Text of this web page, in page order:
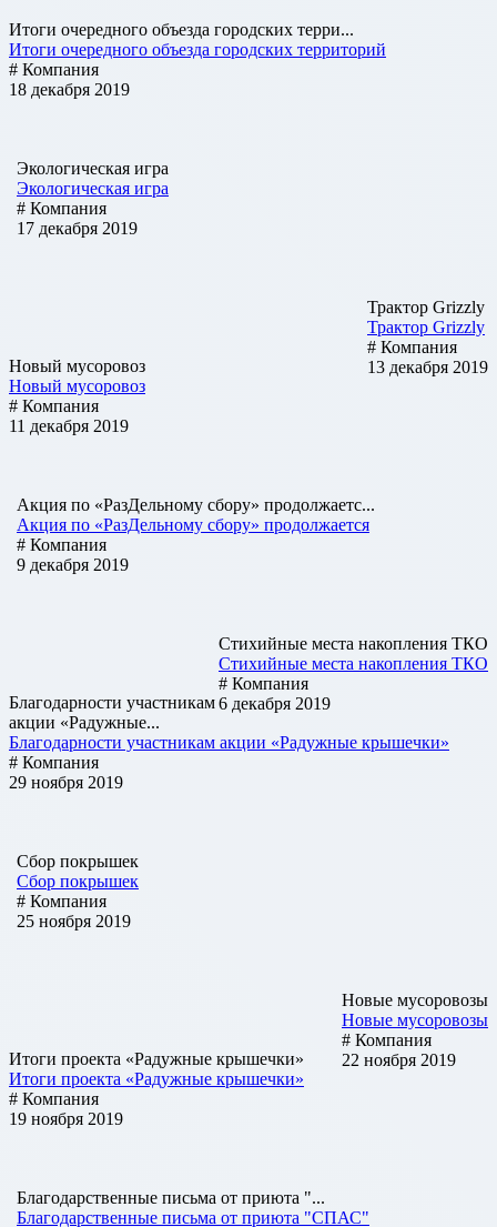
Итоги очередного объезда городских терри...
Итоги очередного объезда городских территорий
# Компания
18 декабря 2019
Экологическая игра
Экологическая игра
# Компания
17 декабря 2019
Трактор Grizzly
Трактор Grizzly
# Компания
13 декабря 2019
Новый мусоровоз
Новый мусоровоз
# Компания
11 декабря 2019
Акция по «РазДельному сбору» продолжаетс...
Акция по «РазДельному сбору» продолжается
# Компания
9 декабря 2019
Стихийные места накопления ТКО
Стихийные места накопления ТКО
# Компания
6 декабря 2019
Благодарности участникам
акции «Радужные...
Благодарности участникам акции «Радужные крышечки»
# Компания
29 ноября 2019
Сбор покрышек
Сбор покрышек
# Компания
25 ноября 2019
Новые мусоровозы
Новые мусоровозы
# Компания
22 ноября 2019
Итоги проекта «Радужные крышечки»
Итоги проекта «Радужные крышечки»
# Компания
19 ноября 2019
Благодарственные письма от приюта "...
Благодарственные письма от приюта "СПАС"